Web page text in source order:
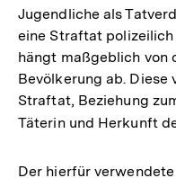
Jugendliche als
eine Straftat
hängt maßgeblich von
Bevölkerung ab. Diese
Straftat, Beziehung
Täterin und Herkunft
Der hierfür